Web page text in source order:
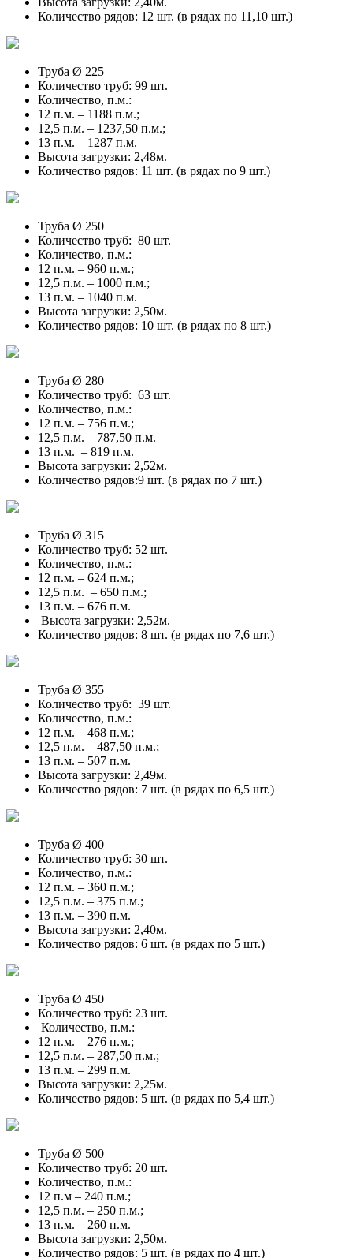
Количество рядов: 12 шт. (в рядах по 11,10 шт.)
Труба Ø 225
Количество труб: 99 шт.
Количество, п.м.:
12 п.м. – 1188 п.м.;
12,5 п.м. – 1237,50 п.м.;
13 п.м. – 1287 п.м.
Высота загрузки: 2,48м.
Количество рядов: 11 шт. (в рядах по 9 шт.)
Труба Ø 250
Количество труб: 80 шт.
Количество, п.м.:
12 п.м. – 960 п.м.;
12,5 п.м. – 1000 п.м.;
13 п.м. – 1040 п.м.
Высота загрузки: 2,50м.
Количество рядов: 10 шт. (в рядах по 8 шт.)
Труба Ø 280
Количество труб: 63 шт.
Количество, п.м.:
12 п.м. – 756 п.м.;
12,5 п.м. – 787,50 п.м.
13 п.м. – 819 п.м.
Высота загрузки: 2,52м.
Количество рядов:9 шт. (в рядах по 7 шт.)
Труба Ø 315
Количество труб: 52 шт.
Количество, п.м.:
12 п.м. – 624 п.м.;
12,5 п.м. – 650 п.м.;
13 п.м. – 676 п.м.
Высота загрузки: 2,52м.
Количество рядов: 8 шт. (в рядах по 7,6 шт.)
Труба Ø 355
Количество труб: 39 шт.
Количество, п.м.:
12 п.м. – 468 п.м.;
12,5 п.м. – 487,50 п.м.;
13 п.м. – 507 п.м.
Высота загрузки: 2,49м.
Количество рядов: 7 шт. (в рядах по 6,5 шт.)
Труба Ø 400
Количество труб: 30 шт.
Количество, п.м.:
12 п.м. – 360 п.м.;
12,5 п.м. – 375 п.м.;
13 п.м. – 390 п.м.
Высота загрузки: 2,40м.
Количество рядов: 6 шт. (в рядах по 5 шт.)
Труба Ø 450
Количество труб: 23 шт.
Количество, п.м.:
12 п.м. – 276 п.м.;
12,5 п.м. – 287,50 п.м.;
13 п.м. – 299 п.м.
Высота загрузки: 2,25м.
Количество рядов: 5 шт. (в рядах по 5,4 шт.)
Труба Ø 500
Количество труб: 20 шт.
Количество, п.м.:
12 п.м – 240 п.м.;
12,5 п.м. – 250 п.м.;
13 п.м. – 260 п.м.
Высота загрузки: 2,50м.
Количество рядов: 5 шт. (в рядах по 4 шт.)